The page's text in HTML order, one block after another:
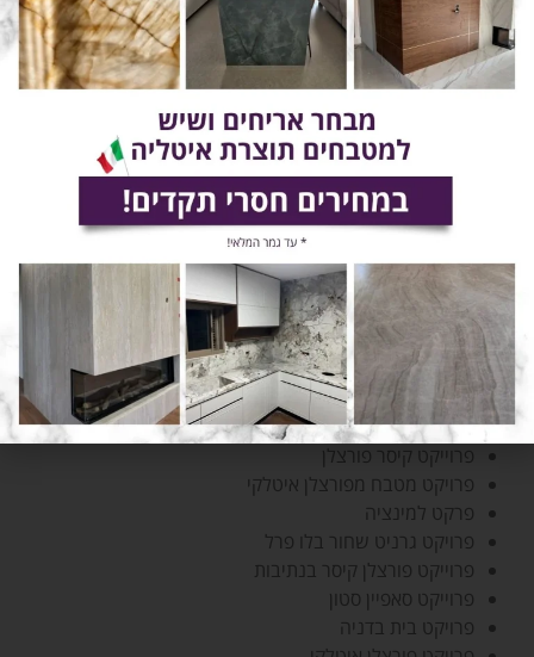
פרויקט משטח פורצלן איטלקי למטבח
פרויקט כיור מובנה מפורצלן איטלקי
פרויקט מדרגות פורצלן מרחפות בבית מדהים בצפון
פרויקט מדרגות פורצלן בבית מדהים בחיפה
פרויקט מטבח פורצלן איטלקי
פרויקט ייצור והתקנת שיש למינם למטבח
פרויקט פורצלן ספרדי למטבח
פרויקט אריחי ענק מדוקקים
פרויקט קופינג וריצוף פורצלן בכפר הנגיד
פרויקט שיש למטבח קוורץ ספרדי
פרוייקטים של תמא
שולחן עם פלטת אבן
שיש למטבח דקטון
פרויקט כיורים מובנים מלמינם
פרויקט שיש קיסר פורצלן למטבח
פרוייקט קיסר פורצלן
פרויקט מטבח מפורצלן איטלקי
פרקט למינציה
פרויקט גרניט שחור בלו פרל
פרוייקט פורצלן קיסר בנתיבות
פרוייקט סאפיין סטון
פרויקט בית בדניה